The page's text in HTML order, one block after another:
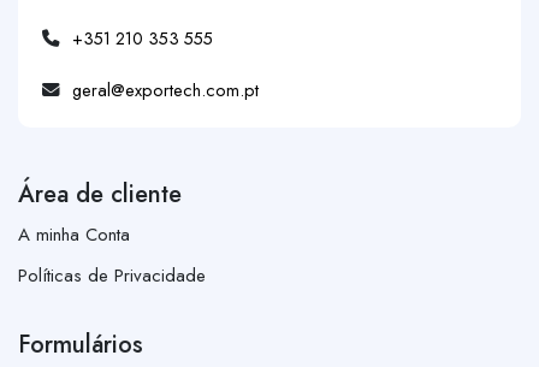
+351 210 353 555
geral@exportech.com.pt
Área de cliente
A minha Conta
Políticas de Privacidade
Formulários